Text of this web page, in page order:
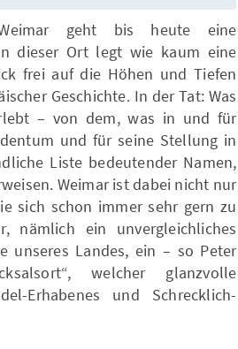
geht bis heute eine
dieser Ort legt wie kaum eine
frei auf die Höhen und Tiefen
Geschichte. In der Tat: Was
– von dem, was in und für
und für seine Stellung in
Liste bedeutender Namen,
Weimar ist dabei nicht nur
sich schon immer sehr gern zu
nämlich ein unvergleichliches
unseres Landes, ein – so Peter
welcher glanzvolle
Erhabenes und Schrecklich-